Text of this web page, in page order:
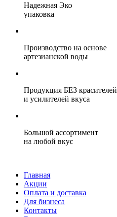
Надежная Эко
упаковка
Производство на основе
артезианской воды
Продукция БЕЗ красителей
и усилителей вкуса
Большой ассортимент
на любой вкус
Главная
Акции
Оплата и доставка
Для бизнеса
Контакты